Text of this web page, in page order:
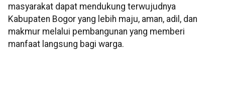
masyarakat dapat mendukung terwujudnya
Kabupaten Bogor yang lebih maju, aman, adil, dan
makmur melalui pembangunan yang memberi
manfaat langsung bagi warga.